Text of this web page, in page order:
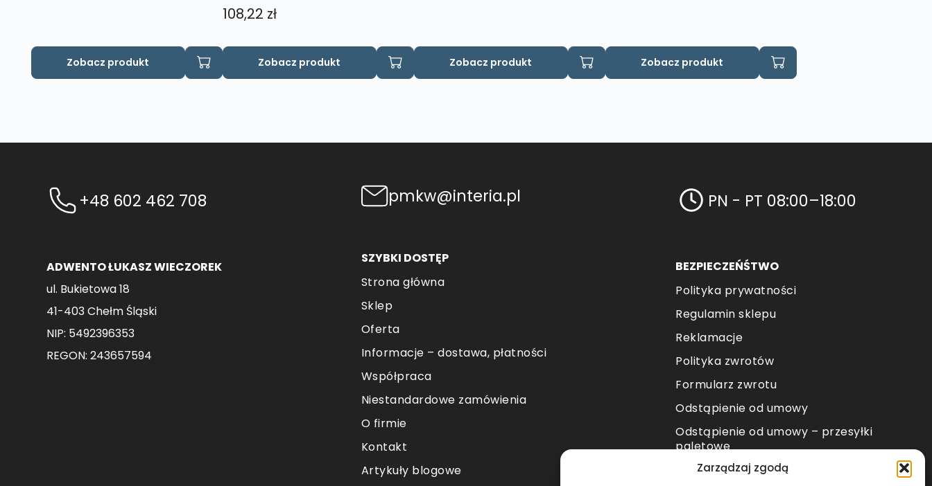
Zarządzaj zgodą
Zobacz produkt
Ten
produkt
Opcje
stronie
108,22 zł
Zobacz produkt
Ten
produkt
Opcje
Zobacz produkt Zobacz produkt
+48 602 462 708
ADWENTO ŁUKASZ WIECZOREK
ul. Bukietowa 18
41-403 Chełm Śląski
NIP: 5492396353
REGON: 243657594
pmkw@interia.pl
SZYBKI DOSTĘP
Strona główna
Sklep
Oferta
Informacje – dostawa, płatności
Współpraca
Niestandardowe zamówienia
O firmie
Kontakt
Artykuły blogowe
PN - PT 08:00–18:00
BEZPIECZEŃŚTWO
Polityka prywatności
Regulamin sklepu
Reklamacje
Polityka zwrotów
Formularz zwrotu
Odstąpienie od umowy
Odstąpienie od umowy – przesyłki
paletowe